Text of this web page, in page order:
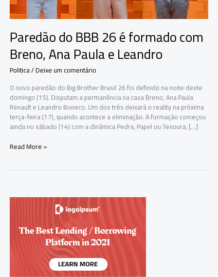
Paredão do BBB 26 é formado com
Breno, Ana Paula e Leandro
Politica/Deixe um comentário
O novo paredão do Big Brother Brasil 26 foi definido na noite deste
domingo (15). Disputam a permanência na casa Breno, Ana Paula
Renault e Leandro Boneco. Um dos três deixará o reality na próxima
terça-feira (17), quando acontece a eliminação. A formação começou
ainda no sábado (14) com a dinâmica Pedra, Papel ou Tesoura, […]
Paredão
formado
Paula
Read More »